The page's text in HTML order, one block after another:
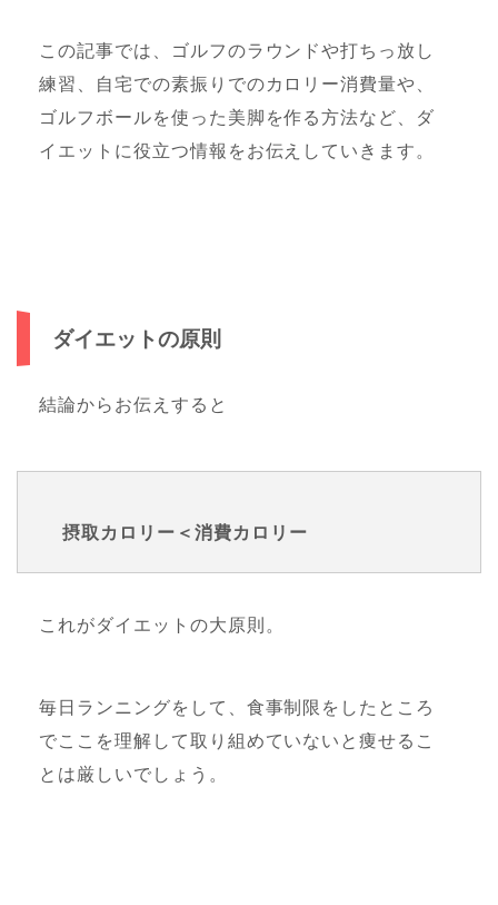
この記事では、ゴルフのラウンドや打ちっ放し
練習、自宅での素振りでのカロリー消費量や、
ゴルフボールを使った美脚を作る方法など、ダ
イエットに役立つ情報をお伝えしていきます。
ダイエットの原則
結論からお伝えすると
摂取カロリー＜消費カロリー
これがダイエットの大原則。
毎日ランニングをして、食事制限をしたところ
でここを理解して取り組めていないと痩せるこ
とは厳しいでしょう。